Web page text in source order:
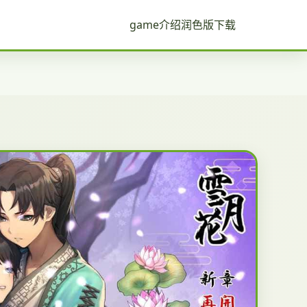
game介绍润色版下载